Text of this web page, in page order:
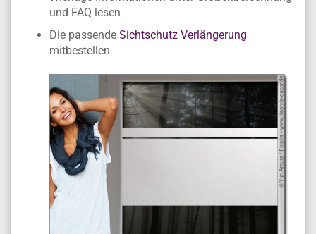
und FAQ lesen
Die passende Sichtschutz Verlängerung
mitbestellen